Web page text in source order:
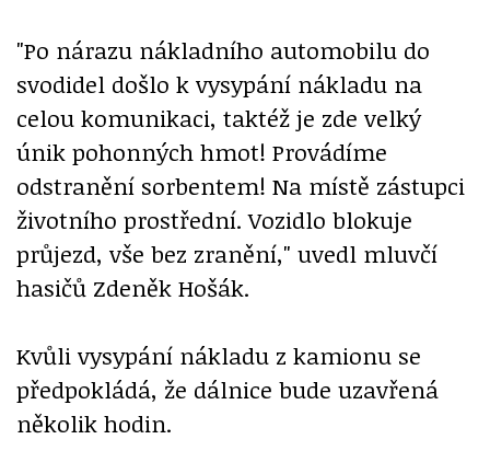
"Po nárazu nákladního automobilu do
svodidel došlo k vysypání nákladu na
celou komunikaci, taktéž je zde velký
únik pohonných hmot! Provádíme
odstranění sorbentem! Na místě zástupci
životního prostřední. Vozidlo blokuje
průjezd, vše bez zranění," uvedl mluvčí
hasičů Zdeněk Hošák.
Kvůli vysypání nákladu z kamionu se
předpokládá, že dálnice bude uzavřená
několik hodin.